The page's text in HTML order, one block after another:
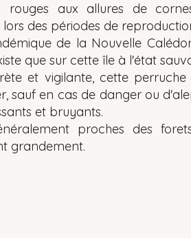
rouges aux allures de
des périodes de
de la Nouvelle
que sur cette île à l'état
et vigilante, cette
sauf en cas de danger ou
et bruyants.
proches des
grandement.